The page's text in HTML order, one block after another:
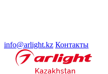
info@arlight.kz Контакты